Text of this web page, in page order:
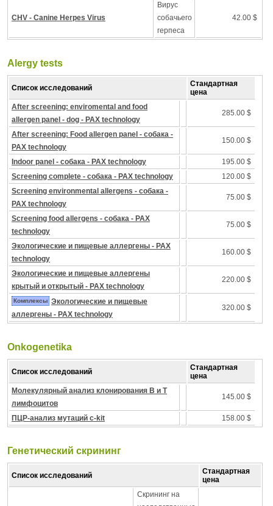
CHV - Canine Herpes Virus
Вирус
собачьего
герпеса
42.00 $
Alergy tests
Список исследований
Стандартная
цена
After screening: enviromental and food
allergen panel - dog - PAX technology
285.00 $
After screening: Food allergen panel - собака -
PAX technology
150.00 $
Indoor panel - собака - PAX technology
195.00 $
Screening complete - собака - PAX technology
120.00 $
Screening environmental allergens - собака -
PAX technology
75.00 $
Screening food allergens - собака - PAX
technology
75.00 $
Экологические и пищевые аллергены - PAX
technology
160.00 $
Экологические и пищевые аллергены
крытый и открытый - PAX technology
220.00 $
Комплексы Экологические и пищевые
аллергены - PAX technology
320.00 $
Onkogenetika
Список исследований
Стандартная
цена
Молекулярный анализ клонирования B и T
лимфоцитов
145.00 $
ПЦР-анализ мутаций c-kit 158.00 $
Генетический скрининг
Список исследований
Стандартная
цена
Скрининг на